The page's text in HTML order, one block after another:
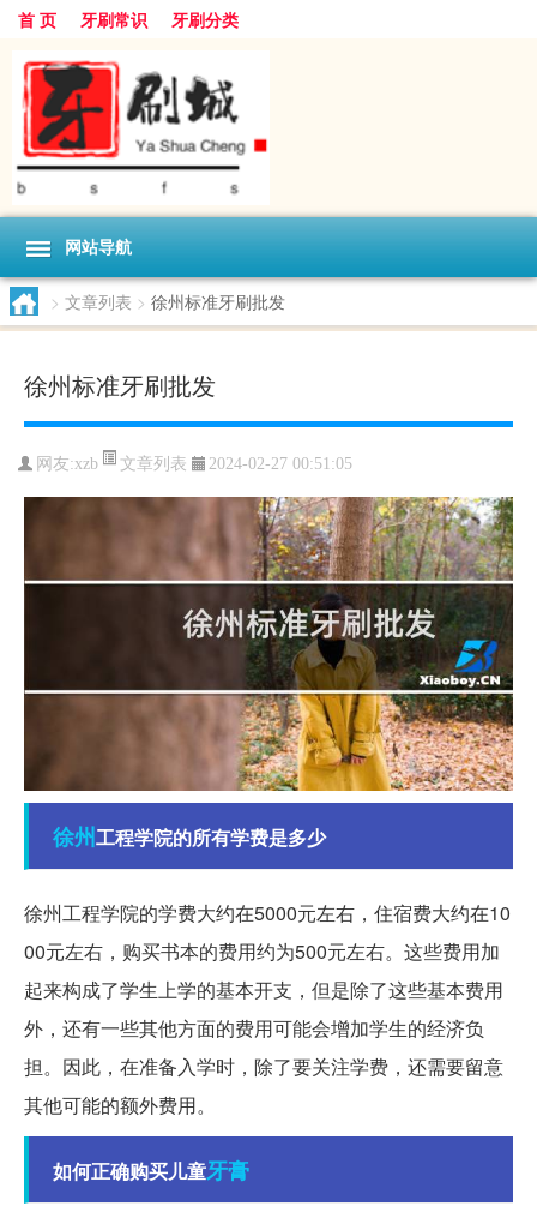
首 页 牙刷常识 牙刷分类
网站导航
> 文章列表 > 徐州标准牙刷批发
徐州标准牙刷批发
网友:xzb 文章列表 2024-02-27 00:51:05
徐州工程学院的所有学费是多少
徐州工程学院的学费大约在5000元左右，住宿费大约在10
00元左右，购买书本的费用约为500元左右。这些费用加
起来构成了学生上学的基本开支，但是除了这些基本费用
外，还有一些其他方面的费用可能会增加学生的经济负
担。因此，在准备入学时，除了要关注学费，还需要留意
其他可能的额外费用。
如何正确购买儿童牙膏